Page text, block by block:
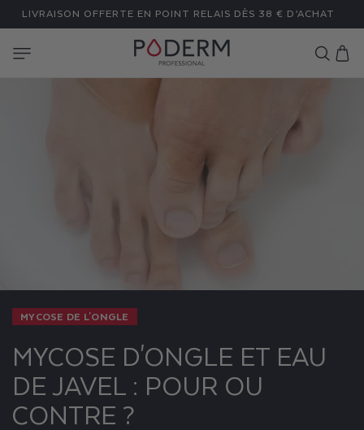
PASSER
AU
LIVRAISON OFFERTE EN POINT RELAIS DÈS 38 € D’ACHAT
Panier
MYCOSE DE L'ONGLE
MYCOSE D'ONGLE ET EAU
DE JAVEL : POUR OU
CONTRE ?